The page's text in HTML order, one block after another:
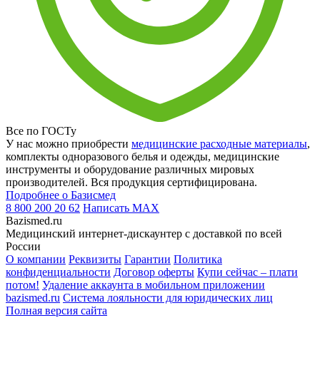
Все по ГОСТу
У нас можно приобрести медицинские расходные материалы,
комплекты одноразового белья и одежды, медицинские
инструменты и оборудование различных мировых
производителей. Вся продукция сертифицирована.
Подробнее о Базисмед
8 800 200 20 62 Написать MAX
Bazismed.ru
Медицинский интернет-дискаунтер с доставкой по всей
России
О компании Реквизиты Гарантии Политика
конфиденциальности Договор оферты Купи сейчас – плати
потом! Удаление аккаунта в мобильном приложении
bazismed.ru Система лояльности для юридических лиц
Полная версия сайта